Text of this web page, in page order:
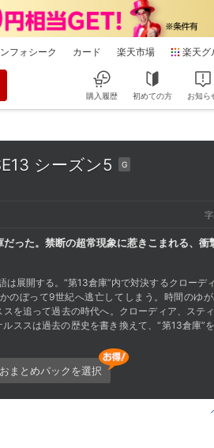
フォシーク カード 楽天市場 楽天グ
購入履歴 初めての方 お知ら
シーズン5 G
った。禁断の超常現象に惹きこまれる、衝
展開する。“第13倉庫”内で対決するクローデ
のぼって9世紀へ逃亡してしまう。時間のゆ
を追って過去の時代へ。クローディア、ステ
ススは過去の歴史を書き換えて、“第13倉庫”
おまとめパックを選択